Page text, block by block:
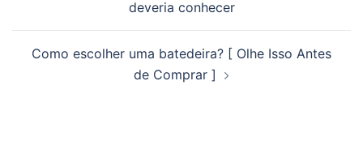
deveria conhecer
Como escolher uma batedeira? [ Olhe Isso Antes
de Comprar ]